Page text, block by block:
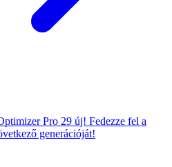
Pro 29 új! Fedezze fel a
generációját!